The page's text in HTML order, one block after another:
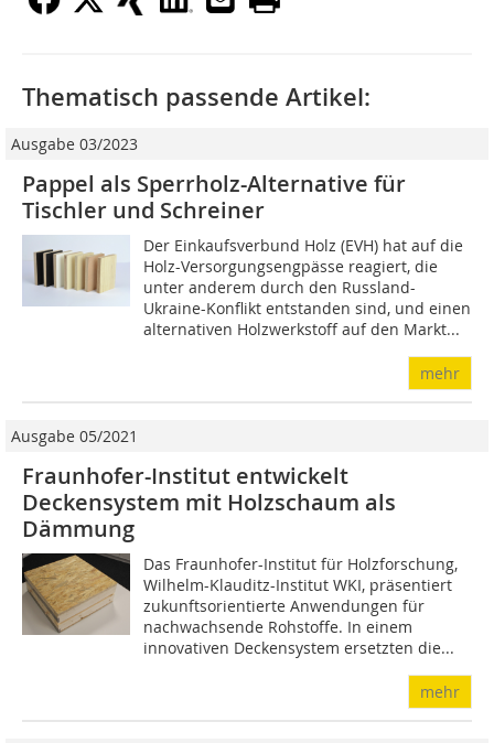
Thematisch passende Artikel:
Ausgabe 03/2023
Pappel als Sperrholz-Alternative für
Tischler und Schreiner
Der Einkaufsverbund Holz (EVH) hat auf die
Holz-Versorgungsengpässe reagiert, die
unter anderem durch den Russland-
Ukraine-Konflikt entstanden sind, und einen
alternativen Holzwerkstoff auf den Markt...
mehr
Ausgabe 05/2021
Fraunhofer-Institut entwickelt
Deckensystem mit Holzschaum als
Dämmung
Das Fraunhofer-Institut für Holzforschung,
Wilhelm-Klauditz-Institut WKI, präsentiert
zukunftsorientierte Anwendungen für
nachwachsende Rohstoffe. In einem
innovativen Deckensystem ersetzten die...
mehr